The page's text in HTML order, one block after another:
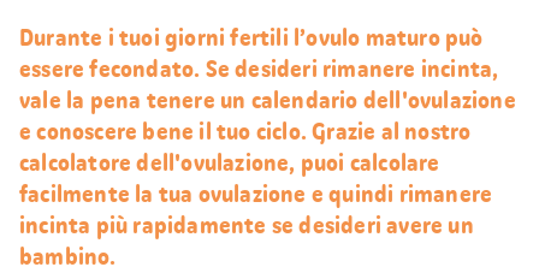
Durante i tuoi giorni fertili l’ovulo maturo può
essere fecondato. Se desideri rimanere incinta,
vale la pena tenere un calendario dell'ovulazione
e conoscere bene il tuo ciclo. Grazie al nostro
calcolatore dell'ovulazione, puoi calcolare
facilmente la tua ovulazione e quindi rimanere
incinta più rapidamente se desideri avere un
bambino.